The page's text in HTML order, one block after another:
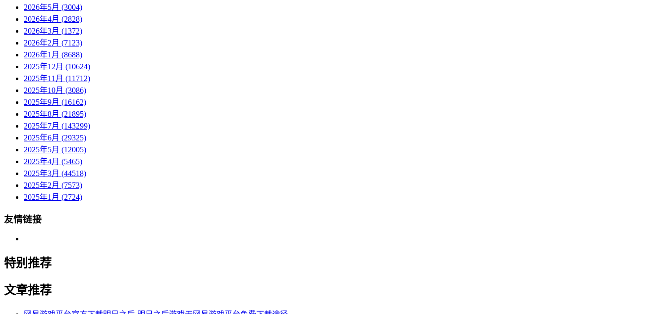
2026年5月 (3004)
2026年4月 (2828)
2026年3月 (1372)
2026年2月 (7123)
2026年1月 (8688)
2025年12月 (10624)
2025年11月 (11712)
2025年10月 (3086)
2025年9月 (16162)
2025年8月 (21895)
2025年7月 (143299)
2025年6月 (29325)
2025年5月 (12005)
2025年4月 (5465)
2025年3月 (44518)
2025年2月 (7573)
2025年1月 (2724)
友情链接
特别推荐
文章推荐